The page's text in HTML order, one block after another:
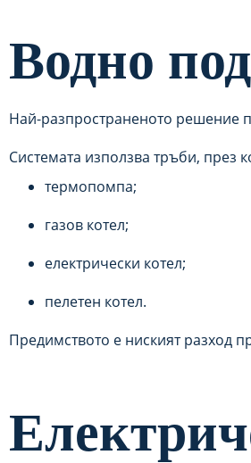
Водно
Най-разпространеното решение
Системата използва тръби, през
термопомпа;
газов котел;
електрически котел;
пелетен котел.
Предимството е ниският разход